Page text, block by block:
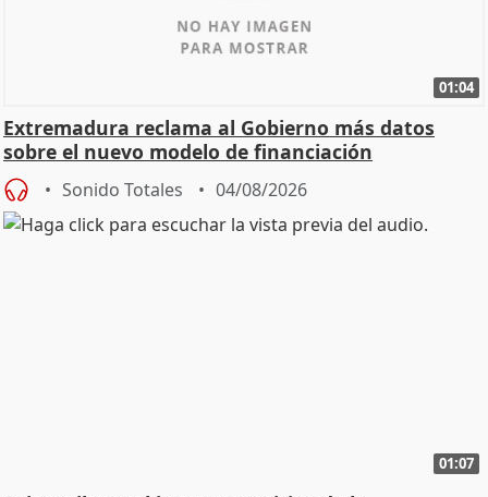
01:04
Extremadura reclama al Gobierno más datos
sobre el nuevo modelo de financiación
Sonido Totales 04/08/2026
01:07